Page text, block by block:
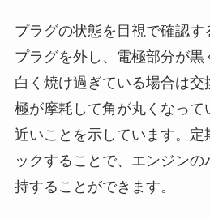
プラグの状態を目視で確認す
プラグを外し、電極部分が黒
白く焼け過ぎている場合は交
極が摩耗して角が丸くなって
近いことを示しています。定
ックすることで、エンジン
持することができます。